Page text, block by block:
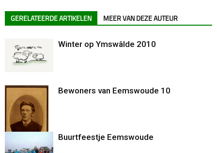
GERELATEERDE ARTIKELEN MEER VAN DEZE AUTEUR
Winter op Ymswâlde 2010
Bewoners van Eemswoude 10
Buurtfeestje Eemswoude